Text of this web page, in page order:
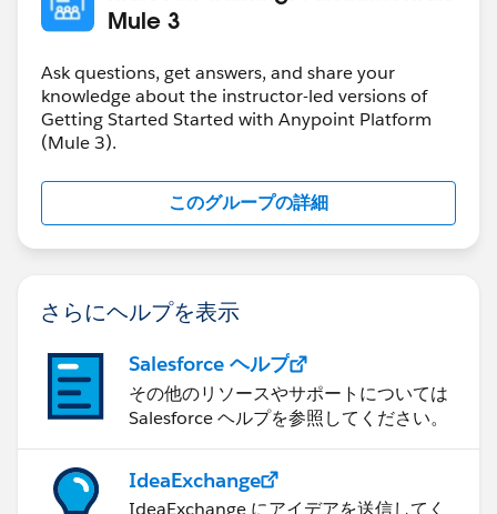
Mule 3
Ask questions, get answers, and share your
knowledge about the instructor-led versions of
Getting Started Started with Anypoint Platform
(Mule 3).
このグループの詳細
さらにヘルプを表示
Salesforce ヘルプ
その他のリソースやサポートについては
Salesforce ヘルプを参照してください。
IdeaExchange
IdeaExchange にアイデアを送信してく